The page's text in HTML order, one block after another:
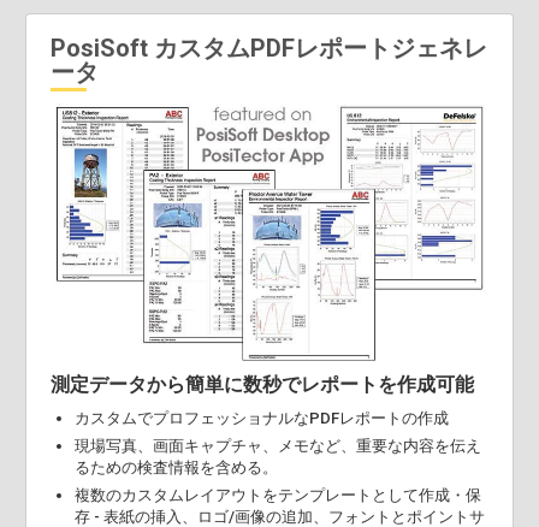
PosiSoft カスタムPDFレポートジェネレ
ータ
測定データから簡単に数秒でレポートを作成可能
カスタムでプロフェッショナルなPDFレポートの作成
現場写真、画面キャプチャ、メモなど、重要な内容を伝え
るための検査情報を含める。
複数のカスタムレイアウトをテンプレートとして作成・保
存 - 表紙の挿入、ロゴ/画像の追加、フォントとポイントサ